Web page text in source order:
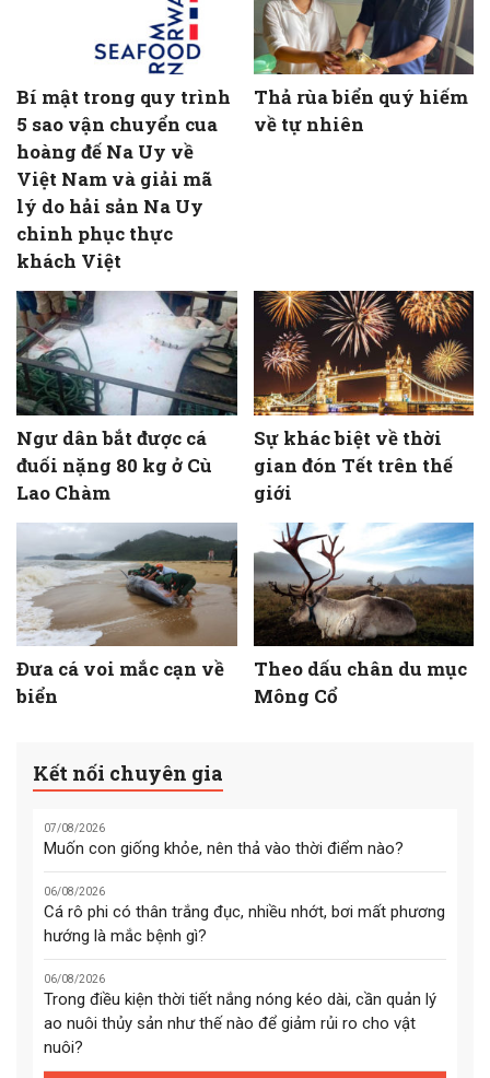
Bí mật trong quy trình
5 sao vận chuyển cua
hoàng đế Na Uy về
Việt Nam và giải mã
lý do hải sản Na Uy
chinh phục thực
khách Việt
Thả rùa biển quý hiếm
về tự nhiên
Ngư dân bắt được cá
đuối nặng 80 kg ở Cù
Lao Chàm
Sự khác biệt về thời
gian đón Tết trên thế
giới
Đưa cá voi mắc cạn về
biển
Theo dấu chân du mục
Mông Cổ
Kết nối chuyên gia
07/08/2026
Muốn con giống khỏe, nên thả vào thời điểm nào?
06/08/2026
Cá rô phi có thân trắng đục, nhiều nhớt, bơi mất phương
hướng là mắc bệnh gì?
06/08/2026
Trong điều kiện thời tiết nắng nóng kéo dài, cần quản lý
ao nuôi thủy sản như thế nào để giảm rủi ro cho vật
nuôi?